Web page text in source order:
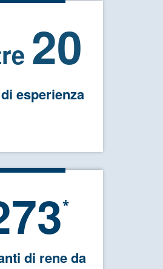
20
esperienza
*
di rene da